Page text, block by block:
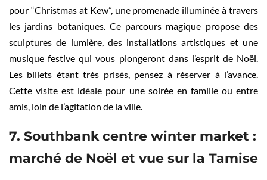
pour “Christmas at Kew”, une promenade illuminée à travers
les jardins botaniques. Ce parcours magique propose des
sculptures de lumière, des installations artistiques et une
musique festive qui vous plongeront dans l’esprit de Noël.
Les billets étant très prisés, pensez à réserver à l’avance.
Cette visite est idéale pour une soirée en famille ou entre
amis, loin de l’agitation de la ville.
7. Southbank centre winter market :
marché de Noël et vue sur la Tamise